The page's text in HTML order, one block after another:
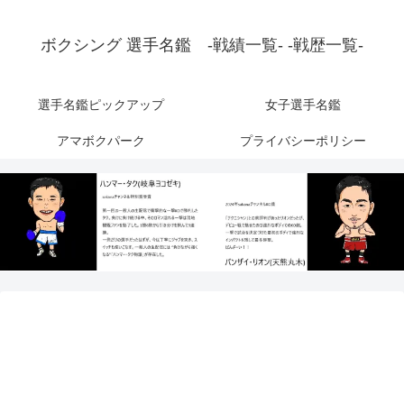
ボクシング 選手名鑑 -戦績一覧- -戦歴一覧-
選手名鑑ピックアップ 女子選手名鑑
アマボクパーク プライバシーポリシー